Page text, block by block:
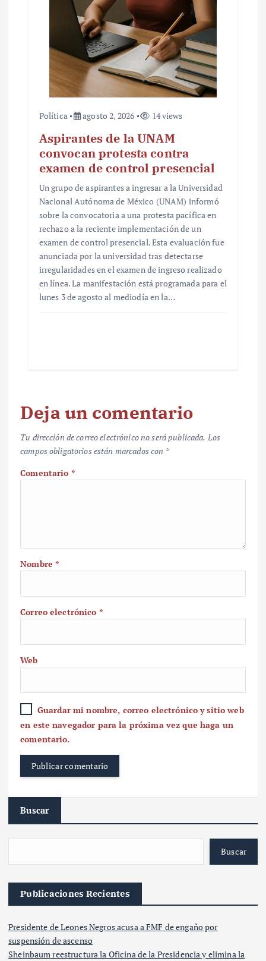
Política agosto 2, 2026 14 views
Aspirantes de la UNAM
convocan protesta contra
examen de control presencial
Un grupo de aspirantes a ingresar a la Universidad
Nacional Autónoma de México (UNAM) informó
sobre la convocatoria a una protesta pacífica en
rechazo a la reciente implementación de un
examen de control presencial. Esta evaluación fue
anunciada por la universidad tras detectarse
irregularidades en el examen de ingreso realizado
en línea. La manifestación está programada para el
lunes 3 de agosto al mediodía en la…
Deja un comentario
Tu dirección de correo electrónico no será publicada. Los
campos obligatorios están marcados con *
Comentario *
Nombre*
Correo electrónico *
Web
Guardar mi nombre, correo electrónico y sitio web
en este navegador para la próxima vez que haga un
comentario.
Buscar
Buscar
Publicaciones Recientes
Presidente de Leones Negros acusa a FMF de engaño por
suspensión de ascenso
Sheinbaum reestructura la Oficina de la Presidencia y elimina la